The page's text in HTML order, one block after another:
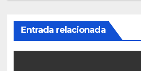
Entrada relacionada